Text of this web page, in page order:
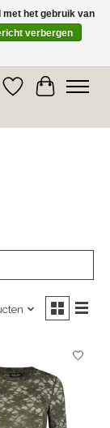
VANAF € 75,00
Verlanglijst
met het gebruik van
verbergen